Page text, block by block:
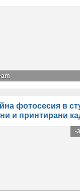
фотосесия в
и принтирани
-